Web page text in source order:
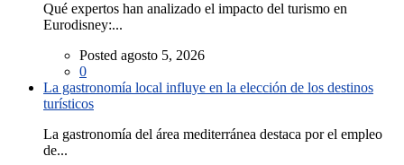
Qué expertos han analizado el impacto del turismo en
Eurodisney:...
Posted agosto 5, 2026
0
La gastronomía local influye en la elección de los destinos
turísticos
La gastronomía del área mediterránea destaca por el empleo
de...